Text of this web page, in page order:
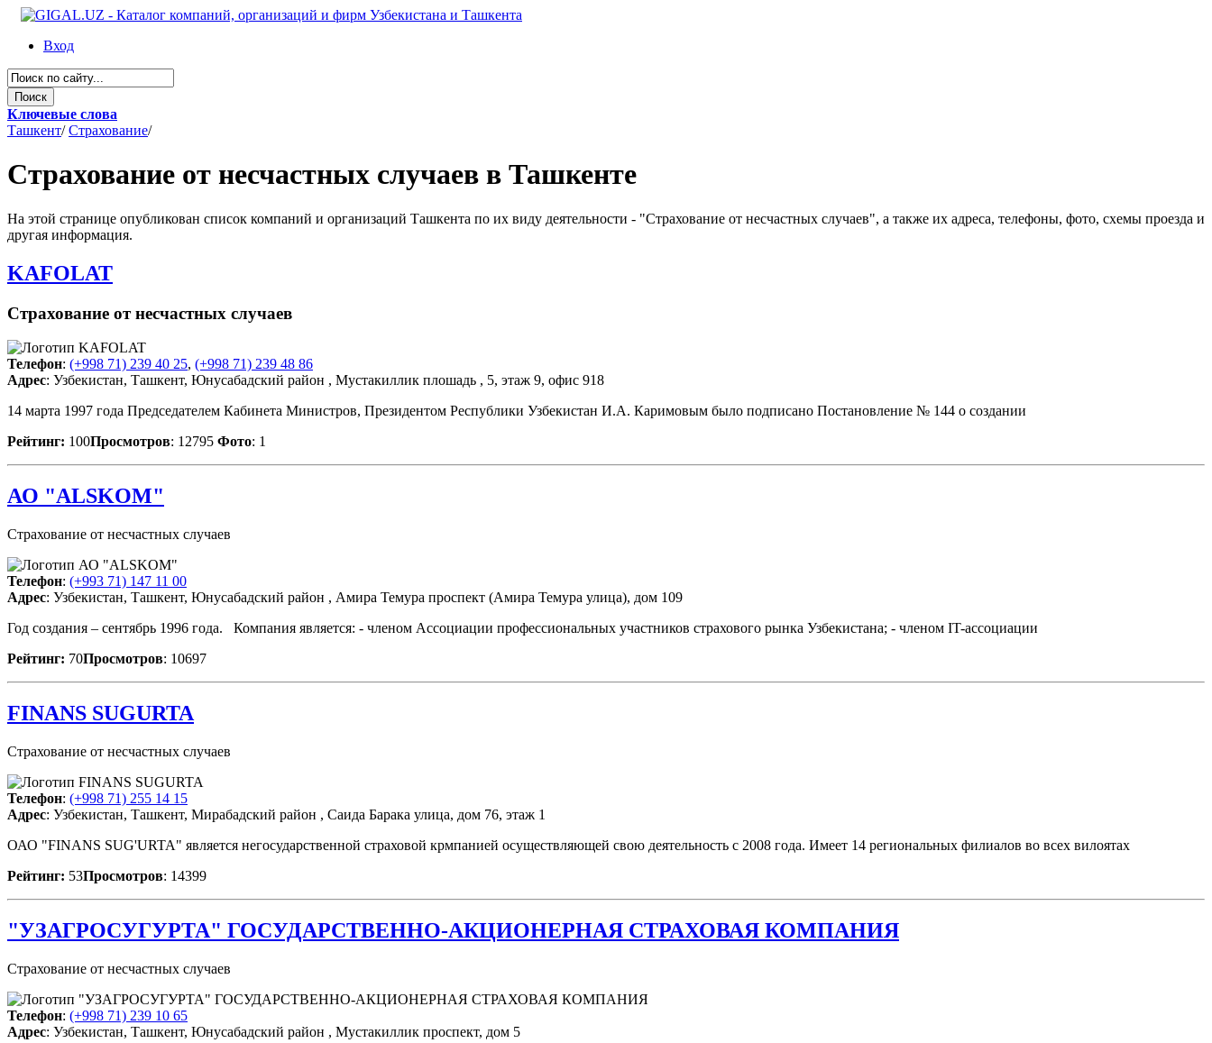
Вход
Ключевые слова
Ташкент/ Страхование/
Страхование от несчастных случаев в Ташкенте
На этой странице опубликован список компаний и организаций Ташкента по их виду деятельности - "Страхование от несчастных случаев", а также их адреса, телефоны, фото, схемы проезда и
другая информация.
KAFOLAT
Страхование от несчастных случаев
Телефон: (+998 71) 239 40 25, (+998 71) 239 48 86
Адрес: Узбекистан, Ташкент, Юнусабадский район , Мустакиллик плошадь , 5, этаж 9, офис 918
14 марта 1997 года Председателем Кабинета Министров, Президентом Республики Узбекистан И.А. Каримовым было подписано Постановление № 144 о создании
Рейтинг: 100Просмотров: 12795 Фото: 1
АО "ALSKOM"
Страхование от несчастных случаев
Телефон: (+993 71) 147 11 00
Адрес: Узбекистан, Ташкент, Юнусабадский район , Амира Темура проспект (Амира Темура улица), дом 109
Год создания – сентябрь 1996 года. Компания является: - членом Ассоциации профессиональных участников страхового рынка Узбекистана; - членом IT-ассоциации
Рейтинг: 70Просмотров: 10697
FINANS SUGURTA
Страхование от несчастных случаев
Телефон: (+998 71) 255 14 15
Адрес: Узбекистан, Ташкент, Мирабадский район , Саида Барака улица, дом 76, этаж 1
ОАО "FINANS SUG'URTA" является негосударственной страховой крмпанией осуществляющей свою деятельность с 2008 года. Имеет 14 региональных филиалов во всех вилоятах
Рейтинг: 53Просмотров: 14399
"УЗАГРОСУГУРТА" ГОСУДАРСТВЕННО-АКЦИОНЕРНАЯ СТРАХОВАЯ КОМПАНИЯ
Страхование от несчастных случаев
Телефон: (+998 71) 239 10 65
Адрес: Узбекистан, Ташкент, Юнусабадский район , Мустакиллик проспект, дом 5